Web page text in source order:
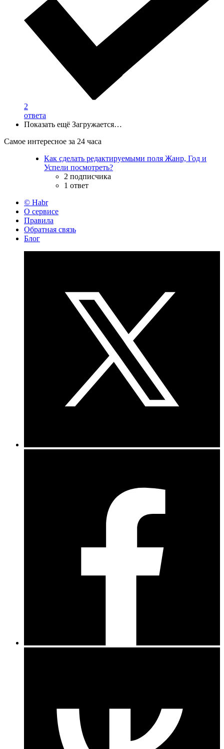
2
ответа
Показать ещё Загружается…
Самое интересное за 24 часа
Как сделать редактируемыми поля Жанр, Год и
Успели посмотреть?
2 подписчика
1 ответ
© Habr
О сервисе
Правила
Обратная связь
Блог